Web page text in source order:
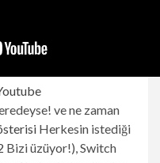
ve ne zaman
Herkesin istediği
Bizi üzüyor!), Switch